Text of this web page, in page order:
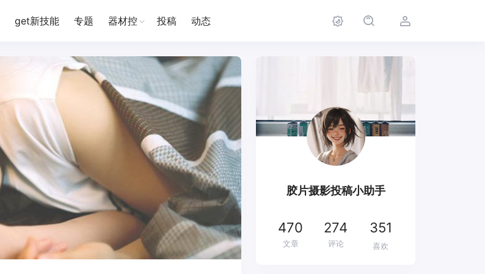
get新技能 专题 器材控 投稿 动态
胶片摄影投稿小助手
470
文章
274
评论
351
喜欢